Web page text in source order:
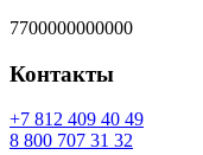
7700000000000
Контакты
94 04 904 218 7+
23 13 707 008 8